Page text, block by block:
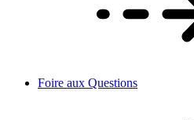
Foire aux Questions